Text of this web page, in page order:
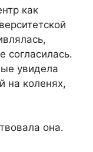
как
согласилась.
увидела
на коленях,
она.